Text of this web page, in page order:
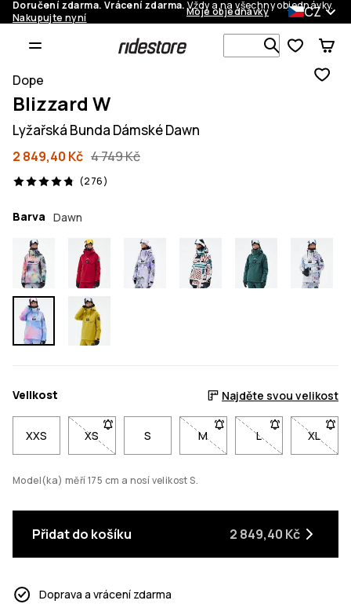
Doručení zdarma. Vrácení zdarma.Vždy a na všechny objednávky.
Nakupujte nyní
Moje objednávky CZ
Vyhledávej
Dope
Blizzard W
Lyžařská Bunda Dámské Dawn
2 849,40 Kč 4 749 Kč
(276)
276 recenze, 4.8/5
Barva Dawn
Velikost Najděte svou velikost
XXS XS- Velikost XS není dostupná. Klikni pro upozornění,
S M- Velikost M není dostupná.
L- Velikost L není
XL
-
Model(ka) měří 175 cm a nosí velikost S.
Přidat do košíku 2 849,40 Kč
Doprava a vrácení zdarma